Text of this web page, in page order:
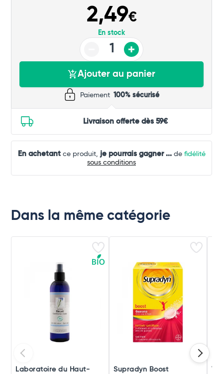
2,49€
En stock
Ajouter au panier
Paiement 100% sécurisé
Livraison offerte dès 59€
En achetantce produit, je pourrais gagner ...de fidélité
sous conditions
Dans la même catégorie
Laboratoire du Haut-
Supradyn Boost